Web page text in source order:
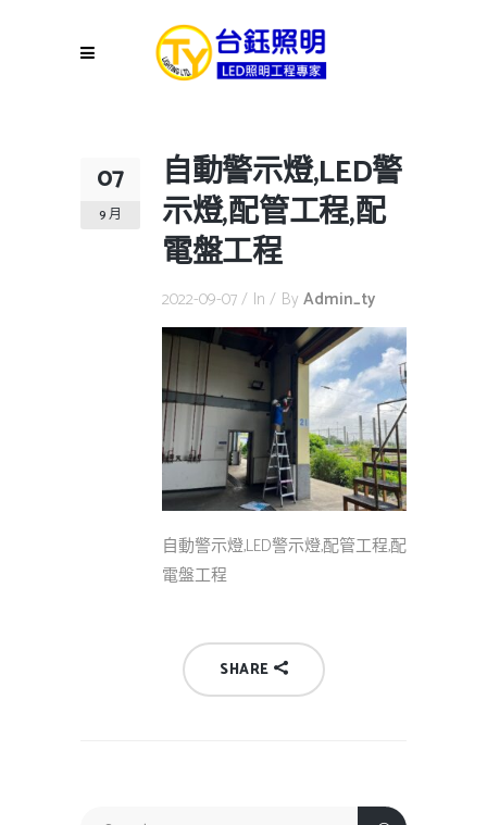
07
9 月
自動警示燈,LED警
示燈,配管工程,配
電盤工程
2022-09-07 In By Admin_ty
自動警示燈,LED警示燈,配管工程,配
電盤工程
SHARE